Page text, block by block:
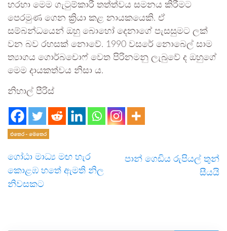
හරහා මෙම ගැටුම්කාරී තත්ත්වය සමනය කිරීමට
පෙරමුණ ගෙන ක්‍රියා කළ නායකයෙකි. ඒ
සම්බන්ධයෙන් ඔහු බොහෝ දෙනාගේ පැසසුමට ලක්
වන බව රහසක් නොවේ. 1990 වසරේ නොබෙල් සාම
ත්‍යාගය ගොර්බචොෆ් වෙත පිරිනමනු ලැබුවේ ද ඔහුගේ
මෙම දායකත්වය නිසා ය.
නිහාල් පීරිස්
එතෙර - මෙතෙර
ගෝඨා මාධ්‍ය මඟ හැර
කොළඹ හතේ ඇමති නිල
නිවසකට
පාන් ගෙඩිය රුපියල් තුන්
සීයයි